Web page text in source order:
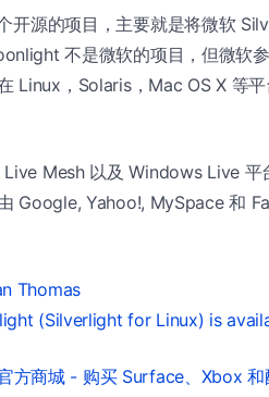
开源的项目，主要就是将微软
不是微软的项目，但微软
Linux，Solaris，Mac OS X 等
Mesh 以及 Windows Live 平
Google, Yahoo!, MySpace 和
Thomas
(Silverlight for Linux) is
方商城 - 购买 Surface、Xbox 和